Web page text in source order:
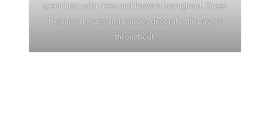
green lush palm trees and flowers thorughout. Green
freshly cut grass and pansies decorate the pavers
throughout.